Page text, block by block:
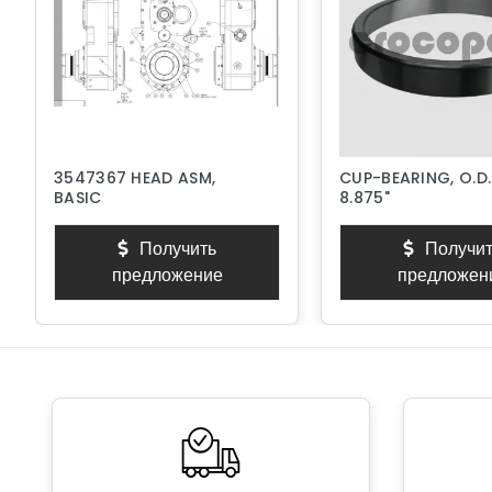
3547367 HEAD ASM,
BASIC
Получить
предложение
CUP-BEARING, O.D.
8.875"